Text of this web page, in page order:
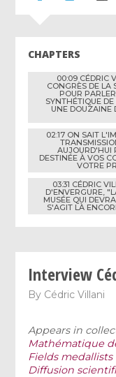
CHAPTERS
00:09 CÉDRIC
CONGRÈS DE LA
POUR
SYNTHÉTIQUE
UNE DOUZAINE
02:17 ON SAIT
AUJOURD'HUI
DESTINÉE À VOS
VOTRE
03:31 CÉDRIC
D'ENVERGURE,
MUSÉE QUI
S'AGIT LÀ
Interview
By Cédric Villani
Appears in
Mathématique
Fields medallists
Diffusion